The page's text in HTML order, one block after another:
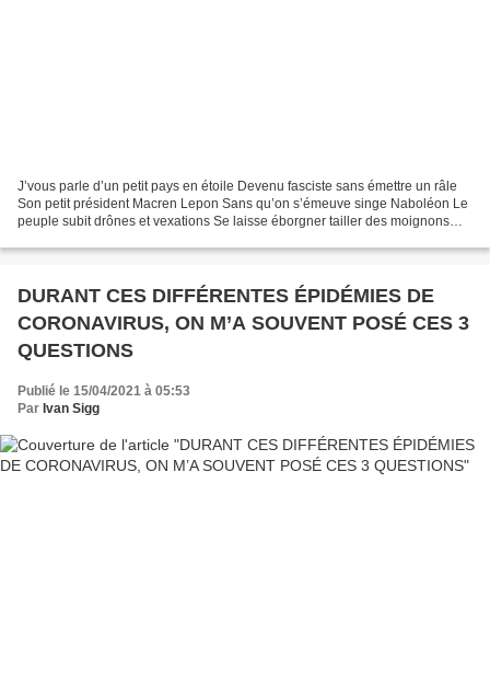
J’vous parle d’un petit pays en étoile Devenu fasciste sans émettre un râle
Son petit président Macren Lepon Sans qu’on s’émeuve singe Naboléon Le
peuple subit drônes et vexations Se laisse éborgner tailler des moignons
D URANT CES DIFFÉRENTES ÉPIDÉMIES DE
CORONAVIRUS, ON M’A SOUVENT POSÉ CES 3
QUESTIONS
Publié le 15/04/2021 à 05:53
Par Ivan Sigg